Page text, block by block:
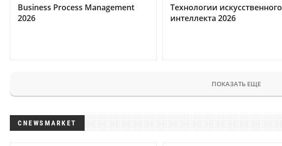
Business Process Management
2026
Технологии искусственного
интеллекта 2026
ПОКАЗАТЬ ЕЩЕ
CNEWSMARKET